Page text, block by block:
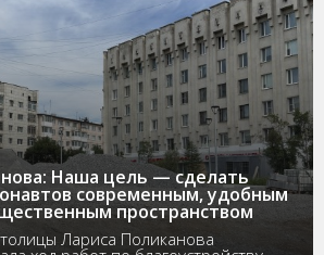
Наша цель — сделать
современным, удобным
пространством
Лариса Поликанова